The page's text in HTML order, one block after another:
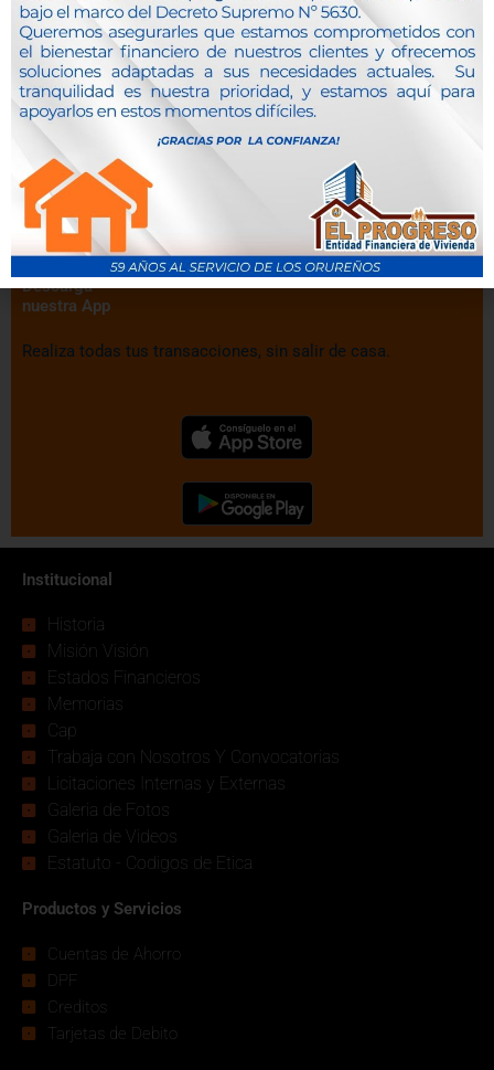
Descarga
nuestra App
Realiza todas tus transacciones, sin salir de casa.
Institucional
Historia
Misión Visión
Estados Financieros
Memorias
Cap
Trabaja con Nosotros Y Convocatorias
Licitaciones Internas y Externas
Galeria de Fotos
Galeria de Videos
Estatuto - Codigos de Etica
Productos y Servicios
Cuentas de Ahorro
DPF
Creditos
Tarjetas de Debito